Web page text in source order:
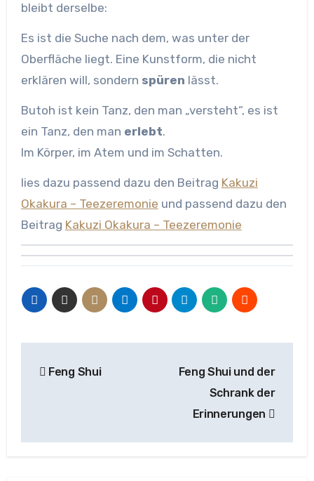
bleibt derselbe:
Es ist die Suche nach dem, was unter der
Oberfläche liegt. Eine Kunstform, die nicht
erklären will, sondern spüren lässt.
Butoh ist kein Tanz, den man „versteht“, es ist
ein Tanz, den man erlebt.
Im Körper, im Atem und im Schatten.
lies dazu passend dazu den Beitrag Kakuzi
Okakura – Teezeremonie und passend dazu den
Beitrag Kakuzi Okakura – Teezeremonie
Feng Shui
Feng Shui und der
Schrank der
Erinnerungen